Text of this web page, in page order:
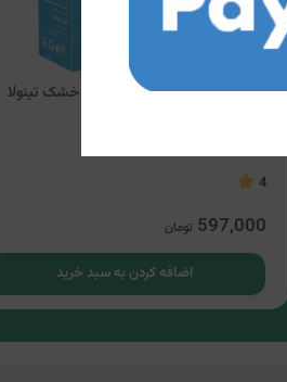
پاک کننده جامد شفاف پوست خشک تینولا
4
597,000 تومان
اضافه کردن به سبد خرید